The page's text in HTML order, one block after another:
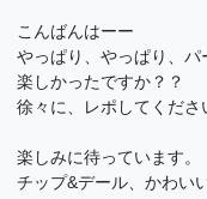
こんばんはーー
やっぱり、やっぱり、
楽しかったですか？？
徐々に、レポしてくださ
楽しみに待っています。
チップ&デール、かわい